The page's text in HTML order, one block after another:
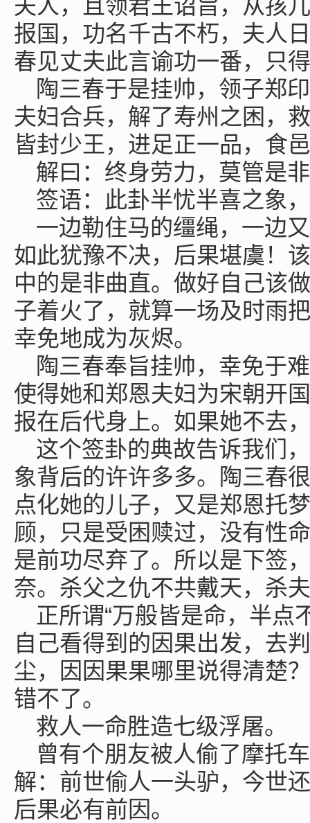
夫人，且领君王诏旨，从孩
报国，功名千古不朽，夫人
春见丈夫此言谕功一番，只
陶三春于是挂帅，领子郑
夫妇合兵，解了寿州之困，
皆封少王，进足正一品，食
解曰：终身劳力，莫管是
签语：此卦半忧半喜之象
一边勒住马的缰绳，一边
如此犹豫不决，后果堪虞！
中的是非曲直。做好自己该
子着火了，就算一场及时雨
幸免地成为灰烬。
陶三春奉旨挂帅，幸免于
使得她和郑恩夫妇为宋朝开
报在后代身上。如果她不去
这个签卦的典故告诉我们
象背后的许许多多。陶三春
点化她的儿子，又是郑恩托
顾，只是受困赎过，没有性
是前功尽弃了。所以是下签
奈。杀父之仇不共戴天，杀
正所谓“万般皆是命，半点
自己看得到的因果出发，去
尘，因因果果哪里说得清楚
错不了。
救人一命胜造七级浮屠。
曾有个朋友被人偷了摩托
解：前世偷人一头驴，今世
后果必有前因。